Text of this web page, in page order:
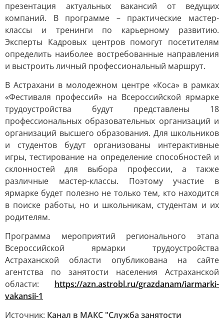
презентация актуальных вакансий от ведущих
компаний. В программе – практические мастер-
классы и тренинги по карьерному развитию.
Эксперты Кадровых центров помогут посетителям
определить наиболее востребованные направления
и выстроить личный профессиональный маршрут.
В Астрахани в молодежном центре «Коса» в рамках
«Фестиваля профессий» на Всероссийской ярмарке
трудоустройства будут представлены 18
профессиональных образовательных организаций и
организаций высшего образования. Для школьников
и студентов будут организованы интерактивные
игры, тестирование на определение способностей и
склонностей для выбора профессии, а также
различные мастер-классы. Поэтому участие в
ярмарке будет полезно не только тем, кто находится
в поиске работы, но и школьникам, студентам и их
родителям.
Программа мероприятий регионального этапа
Всероссийской ярмарки трудоустройства
Астраханской области опубликована на сайте
агентства по занятости населения Астраханской
области: https://azn.astrobl.ru/grazdanam/iarmarki-
vakansii-1
Источник: Канал в МАКС "Служба занятости